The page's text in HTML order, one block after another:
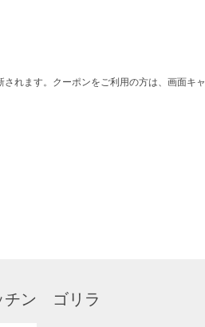
されます。クーポンをご利用の方は、画面キ
チン ゴリラ